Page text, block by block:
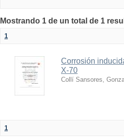
Mostrando 1 de un total de 1
1
Corrosión
X-70
Collí Sansores,
1